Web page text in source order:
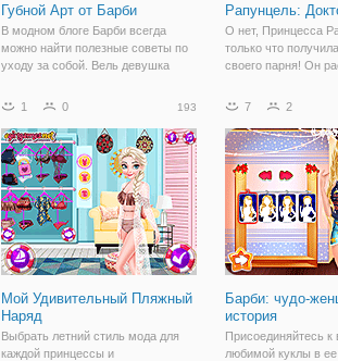
Губной Арт от Барби
В модном блоге Барби всегда
можно найти полезные советы по
уходу за собой. Вель девушка
удивить. К примеру, в онлайн игре
она будет создавать новый
Рапунцель:
О нет, Принцесса
только что
своего парня! Он
расстроенная,
ее чувствовать
Давайте вместе
1 0 193
Мой Удивительный Пляжный
Наряд
Выбрать летний стиль мода для
каждой принцессы и
7 2
Барби: чудо-
история
Присоединяйтесь к
любимой куклы в ее